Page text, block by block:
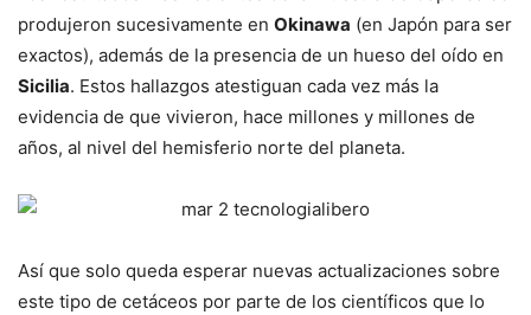
produjeron sucesivamente en Okinawa (en Japón para ser
exactos), además de la presencia de un hueso del oído en
Sicilia. Estos hallazgos atestiguan cada vez más la
evidencia de que vivieron, hace millones y millones de
años, al nivel del hemisferio norte del planeta.
Así que solo queda esperar nuevas actualizaciones sobre
este tipo de cetáceos por parte de los científicos que lo